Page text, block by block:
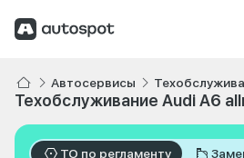
Автосервисы
Техобслуживание Audi A6
ТО по регламенту